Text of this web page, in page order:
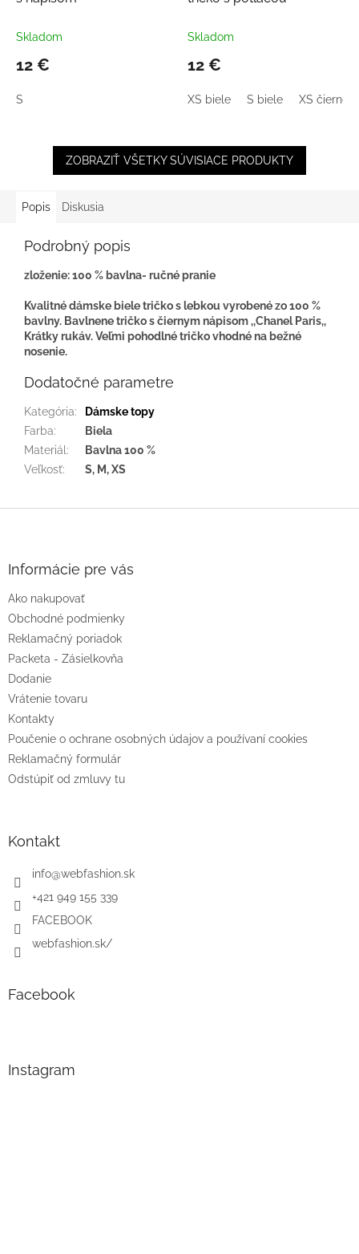
Skladom
12 €
S
Skladom
12 €
XS biele S biele XS čierne
ZOBRAZIŤ VŠETKY SÚVISIACE PRODUKTY
Popis Diskusia
Podrobný popis
zloženie: 100 % bavlna- ručné pranie
Kvalitné dámske biele tričko s lebkou vyrobené zo 100 %
bavlny. Bavlnene tričko s čiernym nápisom ,,Chanel Paris,,
Krátky rukáv. Veľmi pohodlné tričko vhodné na bežné
nosenie.
Dodatočné parametre
Kategória:
Dámske topy
Farba:
Biela
Materiál:
Bavlna 100 %
Veľkosť: S, M, XS
e
Informácie pre vás
Ako nakupovať
Obchodné podmienky
Reklamačný poriadok
Packeta - Zásielkovňa
Dodanie
Vrátenie tovaru
Kontakty
Poučenie o ochrane osobných údajov a používaní cookies
Reklamačný formulár
Odstúpiť od zmluvy tu
Kontakt
info@webfashion.sk
+421 949 155 339
FACEBOOK
webfashion.sk/
Facebook
Instagram